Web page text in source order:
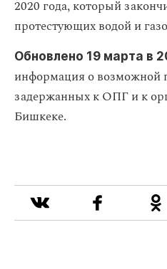
2020 года, который
протестующих водой и
Обновлено 19 марта в
информация о возможной
задержанных к ОПГ и к
Бишкеке.